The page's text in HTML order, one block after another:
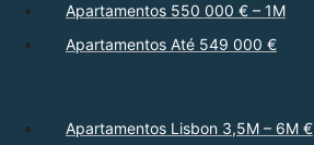
Apartamentos 550 000 € – 1M
Apartamentos Até 549 000 €
Apartamentos Lisbon 3,5M – 6M €